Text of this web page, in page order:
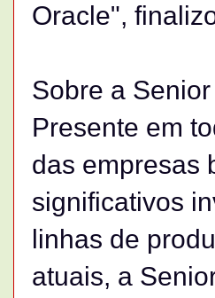
Oracle",
Sobre a
Presente em
das empresas
significativos
linhas de
atuais, a